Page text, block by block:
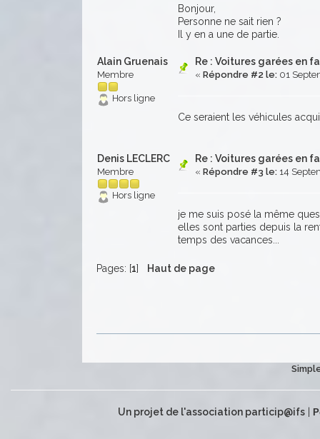
Bonjour,
Personne ne sait rien ?
Il y en a une de partie.
Alain Gruenais
Membre
Hors ligne
Re : Voitures garées en
« Répondre #2 le: 01
Ce seraient les véhicules
Denis LECLERC
Membre
Hors ligne
Re : Voitures garées en
« Répondre #3 le: 14
je me suis posé la même
elles sont parties depuis la
temps des vacances...
Pages: [1] Haut de page
Un projet de l'association particip@ifs